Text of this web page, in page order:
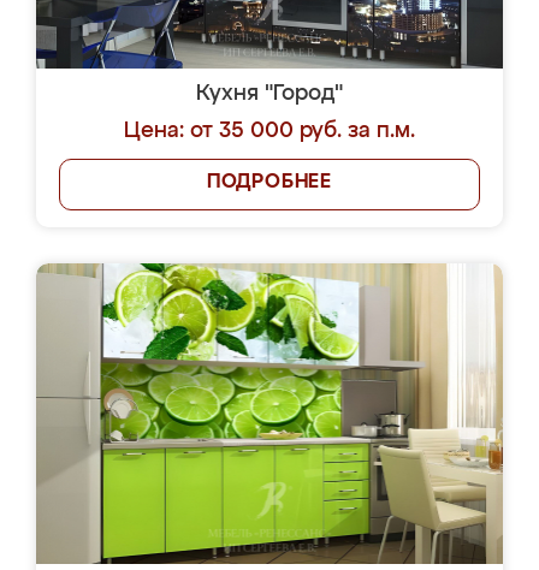
Кухня "Город"
Цена: от 35 000 руб. за п.м.
ПОДРОБНЕЕ